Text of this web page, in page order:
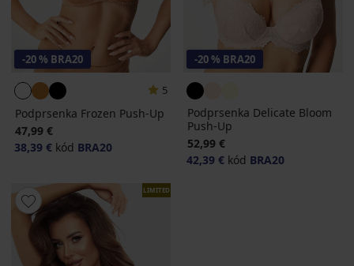
-20 % BRA20
5
Podprsenka Frozen Push-Up
47,99 €
38,39 € kód BRA20
-20 % BRA20
Podprsenka Delicate Bloom
Push-Up
52,99 €
42,39 € kód BRA20
LIMITED